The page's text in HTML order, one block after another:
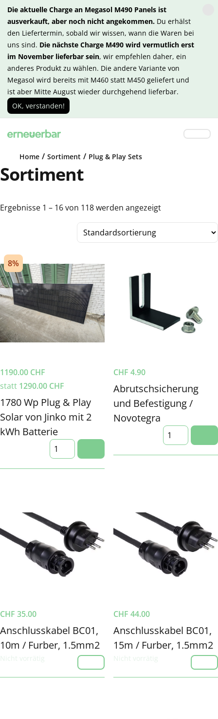
Die aktuelle Charge an Megasol M490 Panels ist
ausverkauft, aber noch nicht angekommen. Du erhälst
den Liefertermin, sobald wir wissen, wann die Waren bei
uns sind. Die nächste Charge M490 wird vermutlich erst
im November lieferbar sein, wir empfehlen daher, ein
anderes Produkt zu wählen. Die andere Variante von
Megasol wird bereits mit M460 statt M450 geliefert und
ist aber Mitte August wieder durchgehend lieferbar.
OK, verstanden!
Home / Sortiment / Plug & Play Sets
Sortiment
Ergebnisse 1 – 16 von 118 werden angezeigt
8%
1190.00 CHF
statt 1290.00 CHF
1780 Wp Plug & Play
Solar von Jinko mit 2
kWh Batterie
CHF 4.90
Abrutschsicherung
und Befestigung /
Novotegra
CHF 35.00
Anschlusskabel BC01,
10m / Furber, 1.5mm2
Nicht vorrätig
CHF 44.00
Anschlusskabel BC01,
15m / Furber, 1.5mm2
Nicht vorrätig